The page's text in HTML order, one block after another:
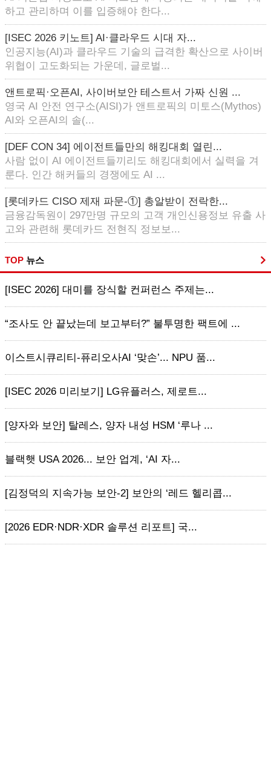
하고 관리하며 이를 입증해야 한다...
[ISEC 2026 키노트] AI·클라우드 시대 자...
인공지능(AI)과 클라우드 기술의 급격한 확산으로 사이버
위협이 고도화되는 가운데, 글로벌...
앤트로픽·오픈AI, 사이버보안 테스트서 가짜 신원 ...
영국 AI 안전 연구소(AISI)가 앤트로픽의 미토스(Mythos)
AI와 오픈AI의 솔(...
[DEF CON 34] 에이전트들만의 해킹대회 열린...
사람 없이 AI 에이전트들끼리도 해킹대회에서 실력을 겨
룬다. 인간 해커들의 경쟁에도 AI ...
[롯데카드 CISO 제재 파문-①] 총알받이 전락한...
금융감독원이 297만명 규모의 고객 개인신용정보 유출 사
고와 관련해 롯데카드 전현직 정보보...
TOP 뉴스
[ISEC 2026] 대미를 장식할 컨퍼런스 주제는...
“조사도 안 끝났는데 보고부터?” 불투명한 팩트에 ...
이스트시큐리티-퓨리오사AI ‘맞손’... NPU 품...
[ISEC 2026 미리보기] LG유플러스, 제로트...
[양자와 보안] 탈레스, 양자 내성 HSM ‘루나 ...
블랙햇 USA 2026... 보안 업계, ‘AI 자...
[김정덕의 지속가능 보안-2] 보안의 ‘레드 헬리콥...
[2026 EDR·NDR·XDR 솔루션 리포트] 국...